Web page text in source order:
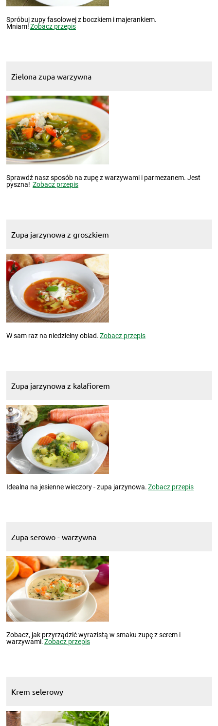
Spróbuj zupy fasolowej z boczkiem i majerankiem.
Mniam!Zobacz przepis
Zielona zupa warzywna
Sprawdź nasz sposób na zupę z warzywami i parmezanem. Jest
pyszna! Zobacz przepis
Zupa jarzynowa z groszkiem
W sam raz na niedzielny obiad.Zobacz przepis
Zupa jarzynowa z kalafiorem
Idealna na jesienne wieczory - zupa jarzynowa.Zobacz przepis
Zupa serowo - warzywna
Zobacz, jak przyrządzić wyrazistą w smaku zupę z serem i
warzywami.Zobacz przepis
Krem selerowy